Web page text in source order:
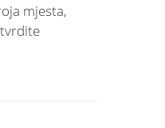
mjesta,